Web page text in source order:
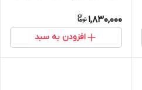
با مهره نصب)
1,830,000
افزودن به سبد